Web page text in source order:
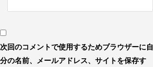
次回のコメントで使用するためブラウザーに自
分の名前、メールアドレス、サイトを保存す